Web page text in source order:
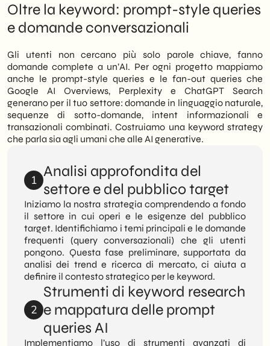
Oltre la keyword: prompt-style queries
e domande conversazionali
Gli utenti non cercano più solo parole chiave, fanno
domande complete a un’AI. Per ogni progetto mappiamo
anche le prompt-style queries e le fan-out queries che
Google AI Overviews, Perplexity e ChatGPT Search
generano per il tuo settore: domande in linguaggio naturale,
sequenze di sotto-domande, intent informazionali e
transazionali combinati. Costruiamo una keyword strategy
che parla sia agli umani che alle AI generative.
1 Analisi approfondita del
settore e del pubblico target
Iniziamo la nostra strategia comprendendo a fondo
il settore in cui operi e le esigenze del pubblico
target. Identifichiamo i temi principali e le domande
frequenti (query conversazionali) che gli utenti
pongono. Questa fase preliminare, supportata da
analisi dei trend e ricerca di mercato, ci aiuta a
definire il contesto strategico per le keyword.
2
Strumenti di keyword research
e mappatura delle prompt
queries AI
Implementiamo l’uso di strumenti avanzati di